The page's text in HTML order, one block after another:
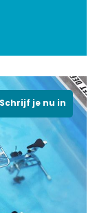
Schrijf je nu in